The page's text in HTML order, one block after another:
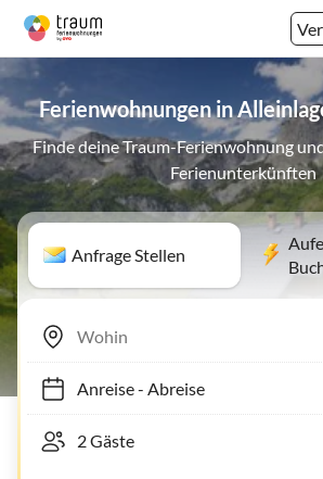
Ferienwohnungen in
Finde deine Traum-Ferienwohnung
Ferienunterkünften
Anfrage Stellen
Anreise- Abreise